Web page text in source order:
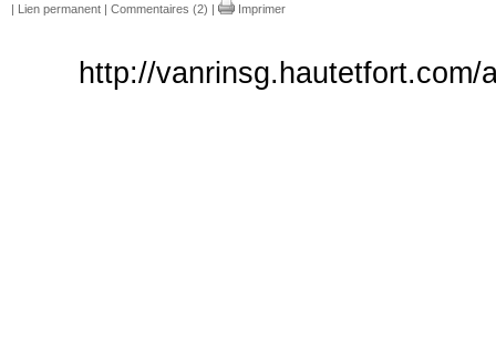
| Lien permanent | Commentaires (2) | Imprimer
http://